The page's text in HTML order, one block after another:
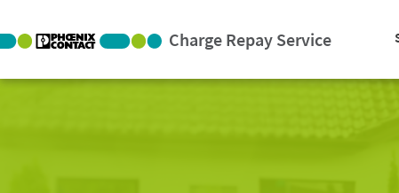
Charge Repay Service